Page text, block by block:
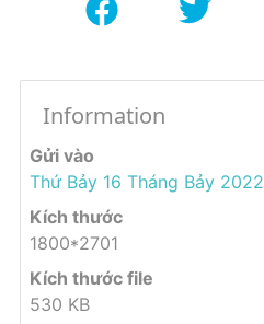
Information
Gửi vào
Thứ Bảy 16 Tháng Bảy 2022
Kích thước
1800*2701
Kích thước file
530 KB